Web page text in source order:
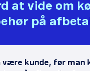
at vide om
på
være kunde, før man